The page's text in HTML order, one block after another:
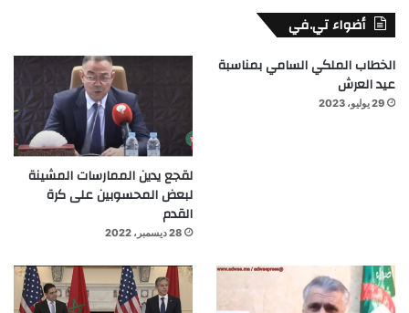
أضواء تي.في
الخطاب الملكي السامي بمناسبة
عيد العرش
29 يوليو، 2023
لقجع يدين الممارسات المشينة
لبعض المحسوبين على كرة
القدم
28 ديسمبر، 2022